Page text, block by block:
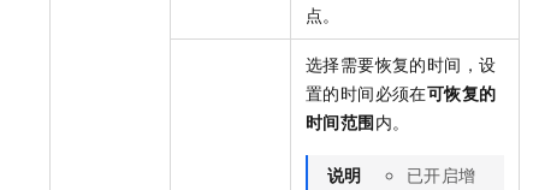
点。
选择需要恢复的时间，设
置的时间必须在可恢复的
时间范围内。
说明
已开启增